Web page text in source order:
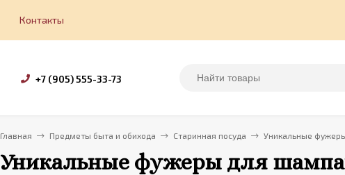
Контакты
+7 (905) 555-33-73
Главная Предметы быта и обихода Старинная посуда Уникальные
Уникальные фужеры для